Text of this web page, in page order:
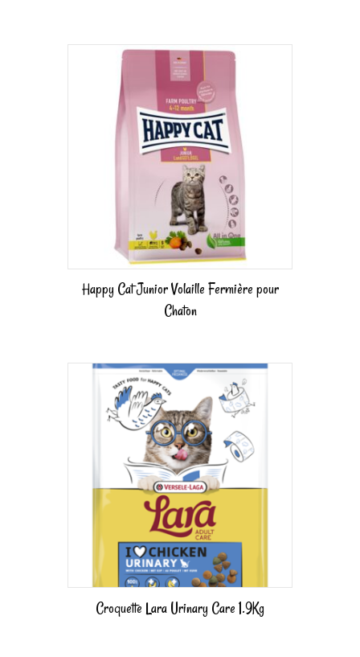
Happy Cat Junior Volaille Fermière pour
Chaton
Croquette Lara Urinary Care 1.9Kg